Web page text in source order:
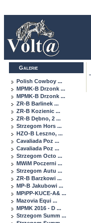
Galerie
Polish Cowboy ...
MPMK-B Drzonk ...
MPMK-B Drzonk ...
ZR-B Barlinek ...
ZR-B Kozienic ...
ZR-B Dębno, 2 ...
Strzegom Hors ...
HZO-B Leszno, ...
Cavaliada Poz ...
Cavaliada Poz ...
Strzegom Octo ...
MWiM Poczerni ...
Strzegom Autu ...
ZR-B Barzkowi ...
MP-B Jakubowi ...
MPiPP-KUCE-A& ...
Mazovia Equi ...
MPMK 2016 - D ...
Strzegom Summ ...